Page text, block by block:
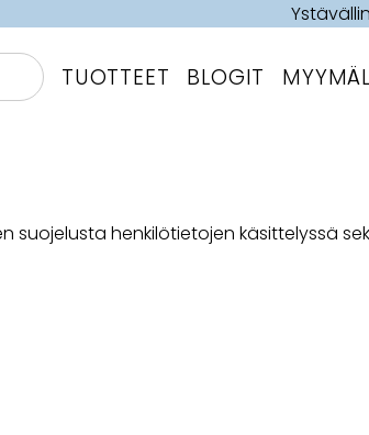
TUOTTEET BLOGIT
suojelusta henkilötietojen käsittelyssä